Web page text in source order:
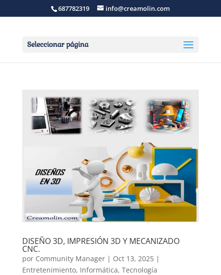
687782319 info@creamolin.com
Seleccionar página
DISEÑO 3D, IMPRESIÓN 3D Y MECANIZADO
CNC.
por Community Manager| Oct 13, 2025|
Entretenimiento, Informática, Tecnología